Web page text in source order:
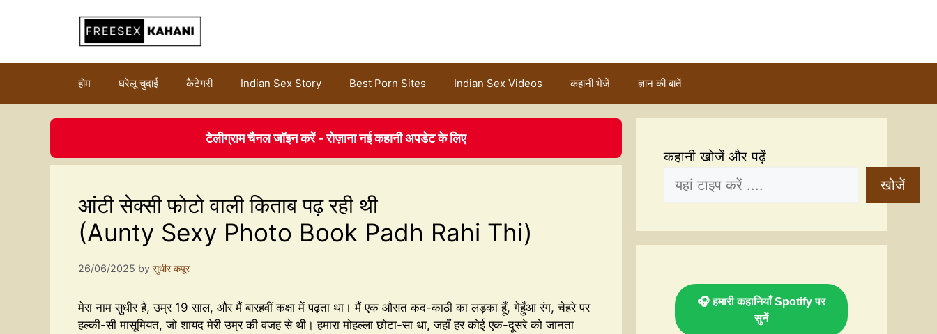
होम घरेलू चुदाई कैटेगरी Indian Sex Story Best Porn Sites Indian Sex Videos कहानी भेजें ज्ञान की बातें
टेलीग्राम चैनल जॉइन करें - रोज़ाना नई कहानी अपडेट के लिए
आंटी सेक्सी फोटो वाली किताब पढ़ रही थी
(Aunty Sexy Photo Book Padh Rahi Thi)
26/06/2025 by सुधीर कपूर
मेरा नाम सुधीर है, उम्र 19 साल, और मैं बारहवीं कक्षा में पढ़ता था। मैं एक औसत कद-काठी का लड़का हूँ, गेहुँआ रंग, चेहरे पर
हल्की-सी मासूमियत, जो शायद मेरी उम्र की वजह से थी। हमारा मोहल्ला छोटा-सा था, जहाँ हर कोई एक-दूसरे को जानता
कहानी खोजें और पढ़ें
खोजें
🎧 हमारी कहानियाँ Spotify पर
सुनें